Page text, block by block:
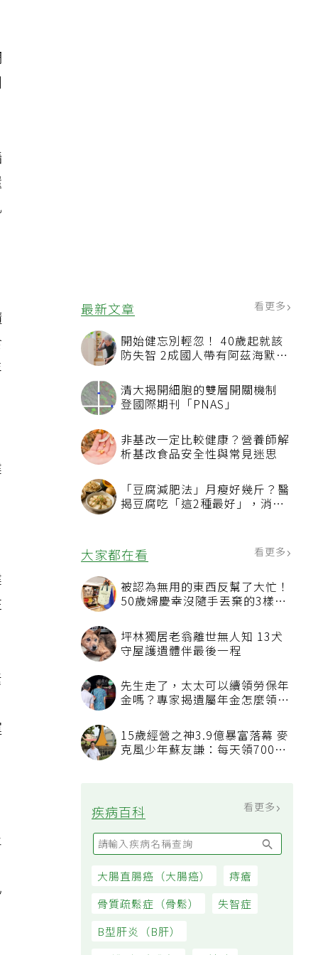
最新文章 看更多
開始健忘別輕忽！ 40歲起就該
防失智 2成國人帶有阿茲海默症
清大揭開細胞的雙層開關機制
登國際期刊「PNAS」
非基改一定比較健康？營養師解
析基改食品安全性與常見迷思
「豆腐減肥法」月瘦好幾斤？醫
揭豆腐吃「這2種最好」，消脹
大家都在看
被認為無用的東西反幫了大忙！
50歲婦慶幸沒隨手丟棄的3樣物
坪林獨居老翁離世無人知 13犬
守屋護遺體伴最後一程
先生走了，太太可以續領勞保年
看順位還要看資格
15歲經營之神3.9億暴富落幕 麥
疾病百科